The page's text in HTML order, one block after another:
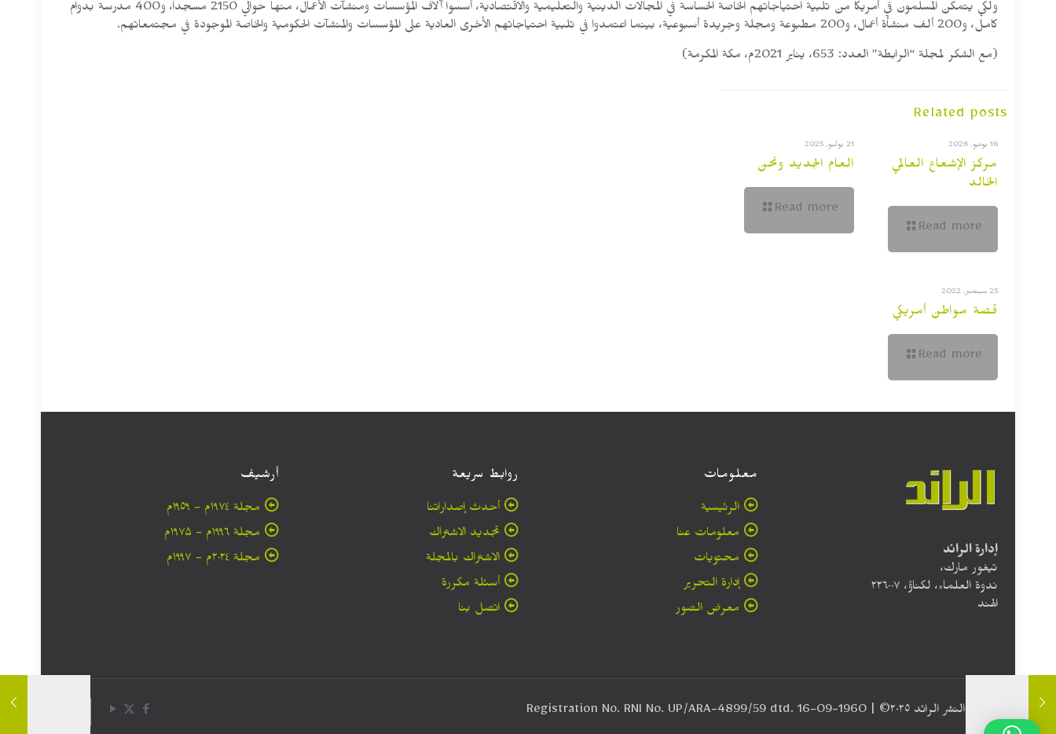
ولكي يتمكن المسلمون في أمريكا من تلبية احتياجاتهم الخاصة الحساسة في المجالات الدينية والتعليمية والاقتصادية، أسسوا آلاف المؤسسات ومنشآت الأعمال، منها حوالي 2150 مسجداً، و400 مدرسة بدوام
كامل، و200 ألف منشأة أعمال، و200 مطبوعة ومجلة وجريدة أسبوعية، بينما اعتمدوا في تلبية احتياجاتهم الأخرى العادية على المؤسسات والمنشآت الحكومية والخاصة الموجودة في مجتمعاتهم.
(مع الشكر لمجلة “الرابطة” العدد: 653، يناير 2021م، مكة المكرمة)
Related posts
16 يونيو, 2026
مركز الإشعاع العالمي
الخالد
Read more
21 يوليو, 2025
العام الجديد ونحن
Read more
25 سبتمبر, 2022
قصة مواطن أمريكي
Read more
إدارة الرائد
تيغور مارك،
ندوة العلماء، لكناؤ، ۲۲٦۰۰۷
الهند
معلومات
الرئيسية
معلومات عنا
محتويات
إدارة التحرير
معرض الصور
روابط سريعة
أحدث إصداراتنا
تجديد الاشتراك
الاشتراك بالمجلة
أسئلة مكررة
اتصل بنا
أرشيف
مجلة ۱۹۷٤م - ١٩٥٩م
مجلة ۱۹۹٦م - ۱۹۷۵م
مجلة ۲۰۲٤م - ۱۹۹۷م
حقوق النشر الرائد ٢٠۲٥© | Registration No. RNI No. UP/ARA-4899/59 dtd. 16-09-1960